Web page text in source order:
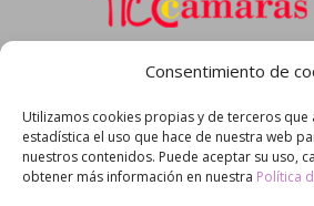
Consentimiento de
Utilizamos cookies propias y de terceros que
estadística el uso que hace de nuestra web
nuestros contenidos. Puede aceptar su uso,
obtener más información en nuestra Política